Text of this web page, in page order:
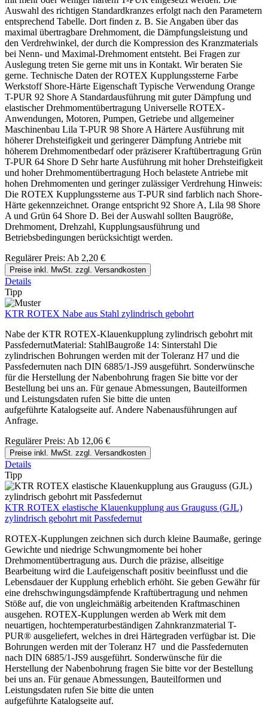
Auswahl des richtigen Standardkranzes erfolgt nach den Parametern
entsprechend Tabelle. Dort finden z. B. Sie Angaben über das
maximal übertragbare Drehmoment, die Dämpfungsleistung und
den Verdrehwinkel, der durch die Kompression des Kranzmaterials
bei Nenn- und Maximal-Drehmoment entsteht. Bei Fragen zur
Auslegung treten Sie gerne mit uns in Kontakt. Wir beraten Sie
gerne. Technische Daten der ROTEX Kupplungssterne Farbe
Werkstoff Shore-Härte Eigenschaft Typische Verwendung Orange
T-PUR 92 Shore A Standardausführung mit guter Dämpfung und
elastischer Drehmomentübertragung Universelle ROTEX-
Anwendungen, Motoren, Pumpen, Getriebe und allgemeiner
Maschinenbau Lila T-PUR 98 Shore A Härtere Ausführung mit
höherer Drehsteifigkeit und geringerer Dämpfung Antriebe mit
höherem Drehmomentbedarf oder präziserer Kraftübertragung Grün
T-PUR 64 Shore D Sehr harte Ausführung mit hoher Drehsteifigkeit
und hoher Drehmomentübertragung Hoch belastete Antriebe mit
hohen Drehmomenten und geringer zulässiger Verdrehung Hinweis:
Die ROTEX Kupplungssterne aus T-PUR sind farblich nach Shore-
Härte gekennzeichnet. Orange entspricht 92 Shore A, Lila 98 Shore
A und Grün 64 Shore D. Bei der Auswahl sollten Baugröße,
Drehmoment, Drehzahl, Kupplungsausführung und
Betriebsbedingungen berücksichtigt werden.
Regulärer Preis: Ab 2,20 €
Preise inkl. MwSt. zzgl. Versandkosten
Details
Tipp
KTR ROTEX Nabe aus Stahl zylindrisch gebohrt
Nabe der KTR ROTEX-Klauenkupplung zylindrisch gebohrt mit
PassfedernutMaterial: StahlBaugroße 14: Sinterstahl Die
zylindrischen Bohrungen werden mit der Toleranz H7 und die
Passfedernuten nach DIN 6885/1-JS9 ausgeführt. Sonderwünsche
für die Herstellung der Nabenbohrung fragen Sie bitte vor der
Bestellung bei uns an. Für genaue Abmessungen, Bauteilformen
und Leistungsdaten rufen Sie bitte die unten
aufgeführte Katalogseite auf. Andere Nabenausführungen auf
Anfrage.
Regulärer Preis: Ab 12,06 €
Preise inkl. MwSt. zzgl. Versandkosten
Details
Tipp
KTR ROTEX elastische Klauenkupplung aus Grauguss (GJL)
zylindrisch gebohrt mit Passfedernut
ROTEX-Kupplungen zeichnen sich durch kleine Baumaße, geringe
Gewichte und niedrige Schwungmomente bei hoher
Drehmomentübertragung aus. Durch die präzise, allseitige
Bearbeitung wird die Laufeigenschaft positiv beeinflusst und die
Lebensdauer der Kupplung erheblich erhöht. Sie geben Gewähr für
eine drehschwingungsdämpfende Kraftübertragung und nehmen
Stöße auf, die von ungleichmäßig arbeitenden Kraftmaschinen
ausgehen. ROTEX-Kupplungen werden ab Werk mit dem
neuartigen, hochtemperaturbeständigen Zahnkranzmaterial T-
PUR® ausgeliefert, welches in drei Härtegraden verfügbar ist. Die
Bohrungen werden mit der Toleranz H7 und die Passfedernuten
nach DIN 6885/1-JS9 ausgeführt. Sonderwünsche für die
Herstellung der Nabenbohrung fragen Sie bitte vor der Bestellung
bei uns an. Für genaue Abmessungen, Bauteilformen und
Leistungsdaten rufen Sie bitte die unten
aufgeführte Katalogseite auf.